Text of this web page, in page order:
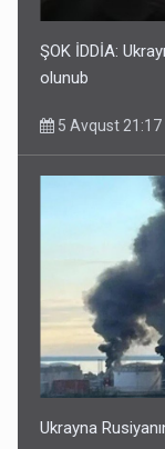
ŞOK İDDİA:
olunub
5 Avqust 21:17
Ukrayna